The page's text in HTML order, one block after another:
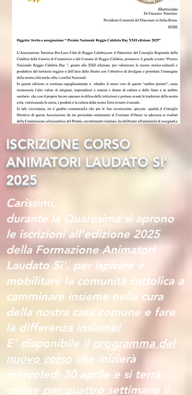
ISCRIZIONE CORSO
ANIMATORI LAUDATO SI’
2025
Carissimi,
durante la Quaresima si aprono
le iscrizioni all'edizione 2025
della Formazione Animatori
Laudato Si', per ispirare e
mobilitare la comunità cattolica a
camminare insieme nella cura
della nostra casa comune e fare
la differenza insieme!
E’ disponibile il programma del
nuovo corso che inizierà
mercoledì 30 aprile e si terrà
online per quattro settimane il